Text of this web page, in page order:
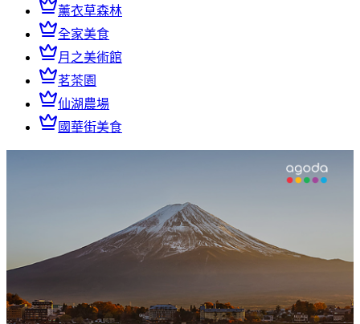
薰衣草森林
全家美食
月之美術館
茗茶園
仙湖農場
國華街美食